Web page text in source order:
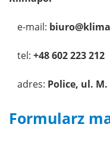
e-mail:
tel: +48 602 223 212
adres: Police, ul.
Formularz